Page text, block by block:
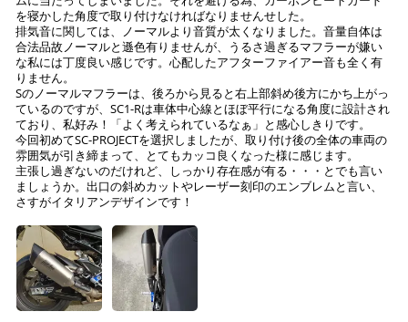
を寝かした角度で取り付けなければなりませんせした。
排気音に関しては、ノーマルより音質が太くなりました。音量自体は
合法品故ノーマルと遜色有りませんが、うるさ過ぎるマフラーが嫌い
な私には丁度良い感じです。心配したアフターファイアー音も全く有
りません。
Sのノーマルマフラーは、後ろから見ると右上部斜め後方にかち上がっ
ているのですが、SC1-Rは車体中心線とほぼ平行になる角度に設計され
ており、私好み！「よく考えられているなぁ」と感心しきりです。
今回初めてSC-PROJECTを選択しましたが、取り付け後の全体の車両の
雰囲気が引き締まって、とてもカッコ良くなった様に感じます。
主張し過ぎないのだけれど、しっかり存在感が有る・・・とでも言い
ましょうか。出口の斜めカットやレーザー刻印のエンブレムと言い、
さすがイタリアンデザインです！